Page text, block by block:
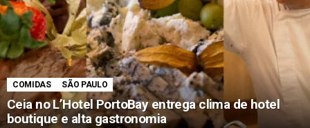
COMIDAS SÃO PAULO
Ceia no L’Hotel PortoBay entrega clima de hotel
boutique e alta gastronomia